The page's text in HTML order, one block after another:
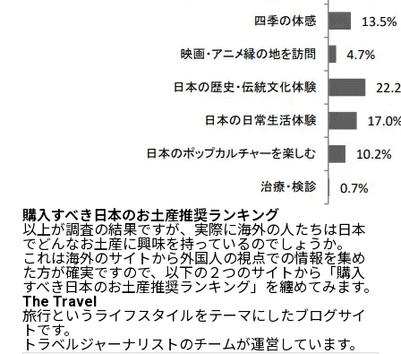
購入すべき日本のお土産推奨ランキング
以上が調査の結果ですが、実際に海外の人たちは日本
でどんなお土産に興味を持っているのでしょうか。
これは海外のサイトから外国人の視点での情報を集め
た方が確実ですので、以下の２つのサイトから「購入
すべき日本のお土産推奨ランキング」を纏めてみます。
The Travel
旅行というライフスタイルをテーマにしたブログサイ
トです。
トラベルジャーナリストのチームが運営しています。